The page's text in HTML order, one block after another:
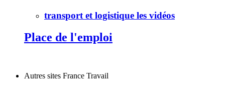
transport et logistique les vidéos
Place de l'emploi
Autres sites France Travail